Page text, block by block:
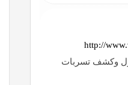
http://
وكشف تسربات